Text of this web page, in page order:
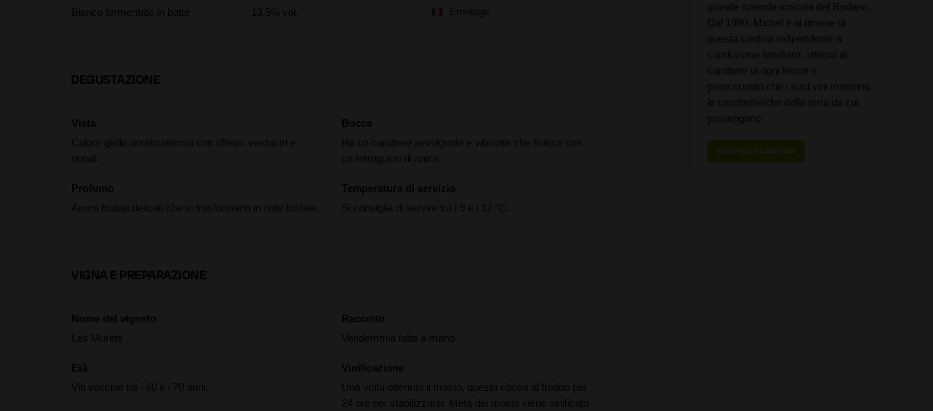
Bianco fermentato in botte
13.5% vol.
Ermitage
DEGUSTAZIONE
Vista
Colore giallo dorato intenso con riflessi verdastri e
dorati.
Profumo
Aromi fruttati delicati che si trasformano in note tostate.
Bocca
Ha un carattere avvolgente e vibrante che finisce con
un retrogusto di anice.
Temperatura di servizio
Si consiglia di servire tra i 9 e i 12 °C.
VIGNA E PREPARAZIONE
Nome del vigneto
Les Murets
Età
Viti vecchie tra i 60 e i 70 anni.
Raccolto
Vendemmia fatta a mano.
Vinificazione
Una volta ottenuto il mosto, questo riposa al freddo per
24 ore per stabilizzarsi. Metà del mosto viene vinificato
grande azienda vinicola del Rodano.
Dal 1990, Michel è al timone di
questa cantina indipendente a
conduzione familiare, attento al
carattere di ogni terroir e
preoccupato che i suoi vini mostrino
le caratteristiche della terra da cui
provengono.
SCOPRI LA CANTINA